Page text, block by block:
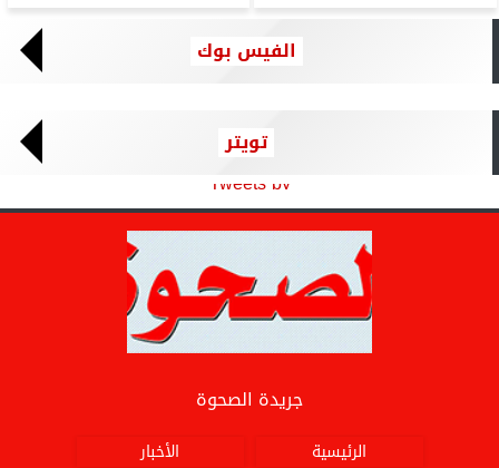
الفيس بوك
تويتر
Tweets by
جريدة الصحوة
الرئيسية
الأخبار